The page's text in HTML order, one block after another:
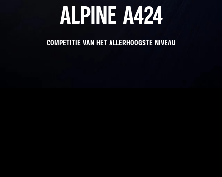
ALPINE A424
COMPETITIE VAN HET ALLERHOOGSTE NIVEAU